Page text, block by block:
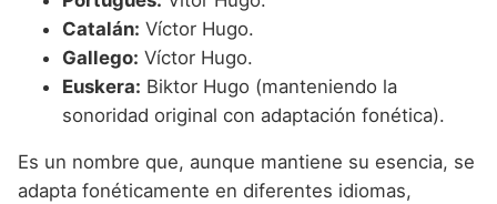
Catalán: Víctor Hugo.
Gallego: Víctor Hugo.
Euskera: Biktor Hugo (manteniendo la
sonoridad original con adaptación fonética).
Es un nombre que, aunque mantiene su esencia, se
adapta fonéticamente en diferentes idiomas,